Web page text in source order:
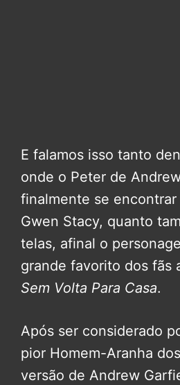
E falamos isso tanto
onde o Peter de
finalmente se
Gwen Stacy, quanto
telas, afinal o
grande favorito dos fãs
Sem Volta Para Casa.
Após ser considerado
pior Homem-Aranha
versão de Andrew